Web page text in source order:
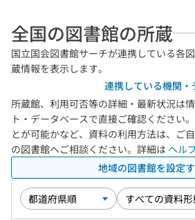
全国の図書館の所蔵
国立国会図書館サーチが連携している各
蔵情報を表示します。
連携している機関
所蔵館、利用可否等の詳細・最新状況は
ト・データベースで直接ご確認ください
とが可能かなど、資料の利用方法は、ご
の図書館へご相談ください。詳細は ヘル
地域の図書館を設定